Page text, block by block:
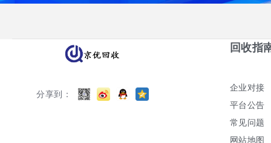
分享到：
回收指
企业对接
平台公告
常见问题
网站地图